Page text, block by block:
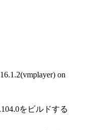
on
をビルドする